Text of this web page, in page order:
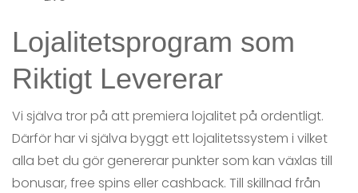
Lojalitetsprogram som
Riktigt Levererar
Vi själva tror på att premiera lojalitet på ordentligt.
Därför har vi själva byggt ett lojalitetssystem i vilket
alla bet du gör genererar punkter som kan växlas till
bonusar, free spins eller cashback. Till skillnad från